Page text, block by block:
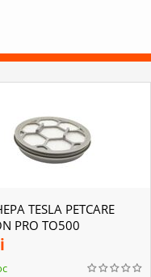
TESLA PETCARE
PRO TQ500